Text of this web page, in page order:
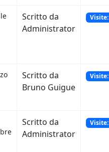
Scritto da
Administrator
Scritto da
Bruno Guigue
Scritto da
Administrator